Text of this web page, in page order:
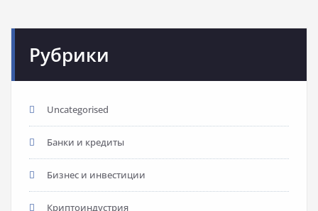
Рубрики
Uncategorised
Банки и кредиты
Бизнес и инвестиции
Криптоиндустрия